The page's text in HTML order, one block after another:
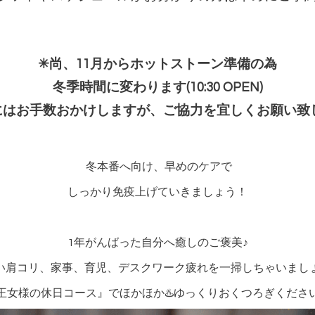
✳︎尚、11月からホットストーン準備の為
冬季時間に変わります(10:30 OPEN)
お手数おかけしますが、ご協力を宜しくお願い致
冬本番へ向け、早めのケアで
しっかり免疫上げていきましょう！
1年がんばった自分へ癒しのご褒美♪
肩コリ、家事、育児、デスクワーク疲れを一掃しちゃいまし
女様の休日コース』でほかほか♨️ゆっくりおくつろぎくださ